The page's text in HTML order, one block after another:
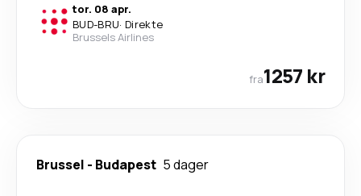
tor. 08 apr.
BUD-BRU· Direkte
Brussels Airlines
fra1257 kr
Brussel - Budapest 5 dager